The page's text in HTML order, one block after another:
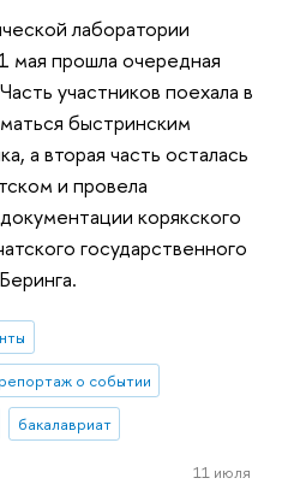
лаборатории
мая прошла очередная
участников поехала в
быстринским
а вторая часть осталась
и провела
корякского
государственного
репортаж о событии
бакалавриат
11 июля